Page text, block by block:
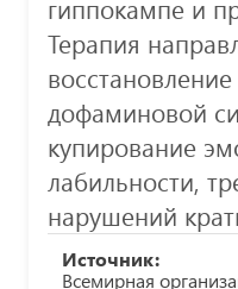
гиппокампе и
Терапия
дофаминовой
купирование
лабильности,
нарушений
Источник:
Всемирная